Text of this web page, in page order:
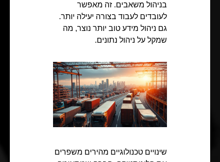
בניהול משאבים. זה מאפשר
לעובדים לעבוד בצורה יעילה יותר.
גם ניהול מידע טוב יותר נוצר, מה
שמקל על ניהול נתונים.
שינויים טכנולוגיים מהירים משפרים